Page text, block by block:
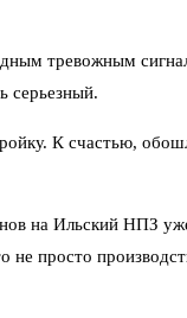
тревожным
серьезный.
К счастью,
на Ильский НПЗ
просто